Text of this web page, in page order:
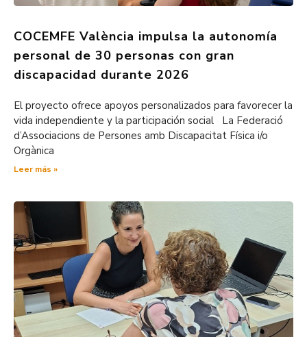
COCEMFE València impulsa la autonomía
personal de 30 personas con gran
discapacidad durante 2026
El proyecto ofrece apoyos personalizados para favorecer la
vida independiente y la participación social La Federació
d’Associacions de Persones amb Discapacitat Física i/o
Orgànica
Leer más »